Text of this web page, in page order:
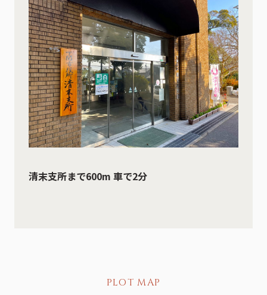
清末支所まで600m 車で2分
PLOT MAP